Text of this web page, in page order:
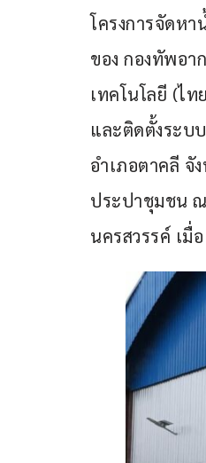
โครงการจัดห
ของ กองทัพอ
เทคโนโลยี (ไ
และติดตั้งระบ
อำเภอตาคลี จั
ประปาชุมชน
นครสวรรค์ เมื่